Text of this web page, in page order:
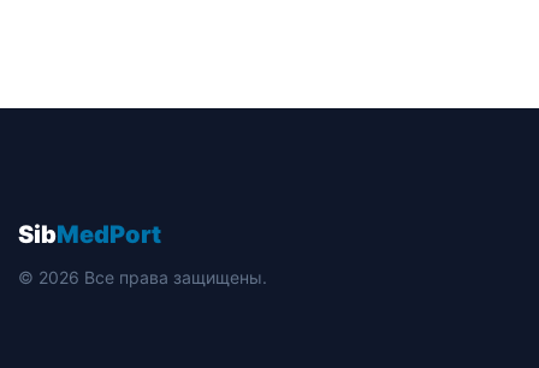
SibMedPort
© 2026 Все права защищены.